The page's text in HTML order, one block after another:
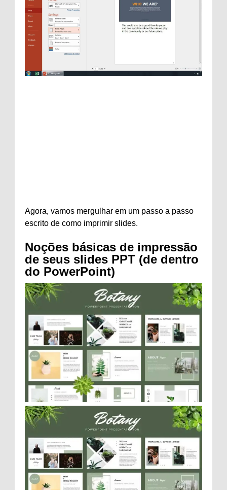
Agora, vamos mergulhar em um passo a passo
escrito de como imprimir slides.
Noções básicas de impressão
de seus slides PPT (de dentro
do PowerPoint)